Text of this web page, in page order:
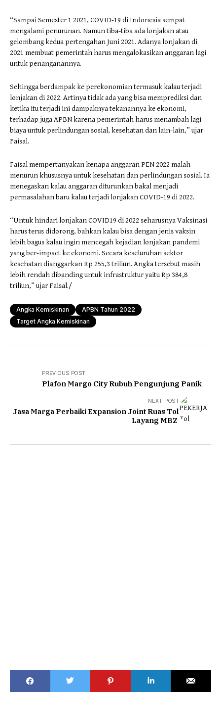
“Sampai Semester 1 2021, COVID-19 di Indonesia sempat
mengalami penurunan. Namun tiba-tiba ada lonjakan atau
gelombang kedua pertengahan Juni 2021. Adanya lonjakan di
2021 membuat pemerintah harus mengalokasikan anggaran lagi
untuk penanganannya.
Sehingga berdampak ke perekonomian termasuk kalau terjadi
lonjakan di 2022. Artinya tidak ada yang bisa memprediksi dan
ketika itu terjadi ini dampaknya tekanannya ke ekonomi,
terhadap juga APBN karena pemerintah harus menambah lagi
biaya untuk perlindungan sosial, kesehatan dan lain-lain,” ujar
Faisal.
Faisal mempertanyakan kenapa anggaran PEN 2022 malah
menurun khususnya untuk kesehatan dan perlindungan sosial. Ia
menegaskan kalau anggaran diturunkan bakal menjadi
permasalahan baru kalau terjadi lonjakan COVID-19 di 2022.
“Untuk hindari lonjakan COVID19 di 2022 seharusnya Vaksinasi
harus terus didorong, bahkan kalau bisa dengan jenis vaksin
lebih bagus kalau ingin mencegah kejadian lonjakan pandemi
yang ber-impact ke ekonomi. Secara keseluruhan sektor
kesehatan dianggarkan Rp 255,3 triliun. Angka tersebut masih
lebih rendah dibanding untuk infrastruktur yaitu Rp 384,8
triliun,” ujar Faisal./
Angka Kemiskinan
APBN Tahun 2022
Target Angka Kemiskinan
PREVIOUS POST
Plafon Margo City Rubuh Pengunjung Panik
NEXT POST
Jasa Marga Perbaiki Expansion Joint Ruas Tol
Layang MBZ